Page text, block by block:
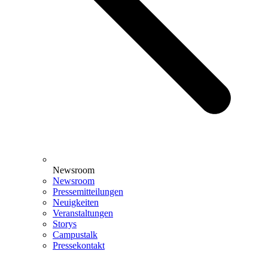
Newsroom
Newsroom
Pressemitteilungen
Neuigkeiten
Veranstaltungen
Storys
Campustalk
Pressekontakt